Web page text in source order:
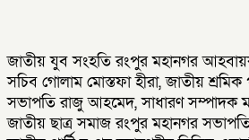
জাতীয় যুব সংহতি রংপুর মহানগর
সচিব গোলাম মোস্তফা হীরা, জাতীয় শ্রমিক
সভাপতি রাজু আহমেদ, সাধারণ সম্পাদক
জাতীয় ছাত্র সমাজ রংপুর মহানগর